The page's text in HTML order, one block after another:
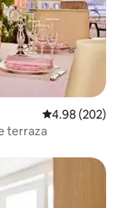
Calificación
4.98 (202)
terraza